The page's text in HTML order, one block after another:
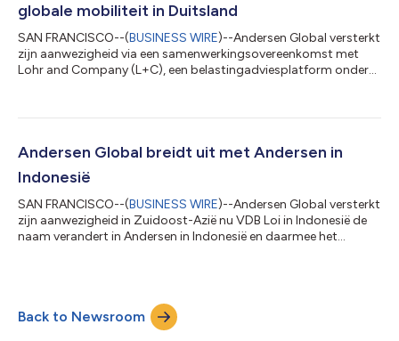
globale mobiliteit in Duitsland
SAN FRANCISCO--(BUSINESS WIRE)--Andersen Global versterkt
zijn aanwezigheid via een samenwerkingsovereenkomst met
Lohr and Company (L+C), een belastingadviesplatform onder
belasting, globale mobiliteit en verrekeningsprijzen. De
aanwezigheid in Oostenrijk. Het bedrijf geeft advies aan grote
Andersen Global breidt uit met Andersen in
Indonesië
SAN FRANCISCO--(BUSINESS WIRE)--Andersen Global versterkt
zijn aanwezigheid in Zuidoost-Azië nu VDB Loi in Indonesië de
naam verandert in Andersen in Indonesië en daarmee het
die op de Indonesische markt actief zijn. Het kantoor
combineert tientallen jaren marktervaring met een praktische
aanpak, zoals duidelijk en op maat...
Back to Newsroom